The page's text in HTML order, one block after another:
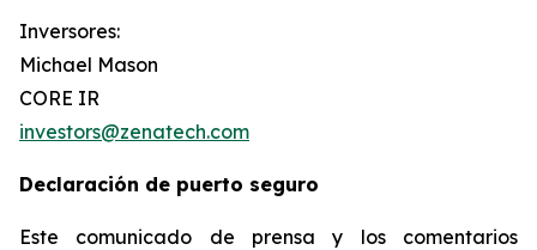
Inversores:
Michael Mason
CORE IR
investors@zenatech.com
Declaración de puerto seguro
Este comunicado de prensa y los comentarios